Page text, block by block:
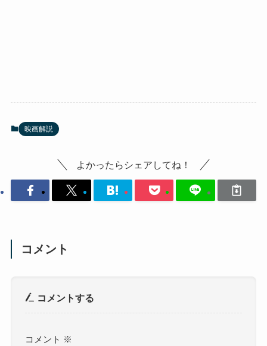
映画解説
よかったらシェアしてね！
コメント
コメントする
コメント ※